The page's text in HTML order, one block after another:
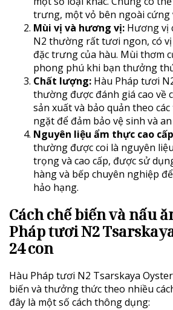
trưng, một vỏ bên ngoài cứng
Mùi vị và hương vị: Hương vị
N2 thường rất tươi ngon, có
đặc trưng của hàu. Mùi thơm
phong phú khi bạn thưởng
Chất lượng: Hàu Pháp tươi
thường được đánh giá cao về
sản xuất và bảo quản theo
ngặt để đảm bảo vệ sinh và
Nguyên liệu ẩm thực cao
thường được coi là nguyên
trọng và cao cấp, được sử
hàng và bếp chuyên nghiệp
hảo hạng.
Cách chế biến và nấu
Pháp tươi N2
24 con
Hàu Pháp tươi N2 Tsarskaya
biến và thưởng thức theo nhiều
đây là một số cách thông dụng: